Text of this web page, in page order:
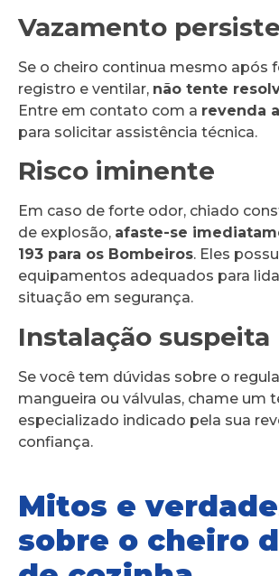
Vazamento
Se o cheiro continua mesmo após
registro e ventilar, não tente
Entre em contato com a revenda
para solicitar assistência técnica.
Risco iminente
Em caso de forte odor, chiado
de explosão, afaste-se
193 para os Bombeiros. Eles
equipamentos adequados para
situação em segurança.
Instalação suspeita
Se você tem dúvidas sobre o
mangueira ou válvulas, chame um
especializado indicado pela sua
confiança.
Mitos e
sobre o cheiro